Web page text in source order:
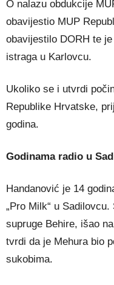
O nalazu obdukcije
obavijestio MUP
obavijestilo DORH te
istraga u Karlovcu.
Ukoliko se i utvrdi
Republike Hrvatske,
godina.
Godinama radio u
Handanović je 14
„Pro Milk“ u
supruge Behire, išao
tvrdi da je Mehura bio
sukobima.